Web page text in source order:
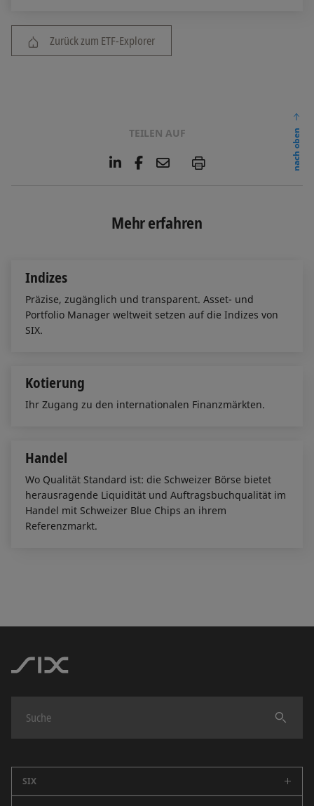
Zurück zum ETF-Explorer
TEILEN AUF
L
e
d
F
o
E
l
P
nach oben
Mehr erfahren
Indizes
Präzise, zugänglich und transparent. Asset- und
Portfolio Manager weltweit setzen auf die Indizes von
SIX.
Kotierung
Ihr Zugang zu den internationalen Finanzmärkten.
Handel
Wo Qualität Standard ist: die Schweizer Börse bietet
herausragende Liquidität und Auftragsbuchqualität im
Handel mit Schweizer Blue Chips an ihrem
Referenzmarkt.
Finden
SIX